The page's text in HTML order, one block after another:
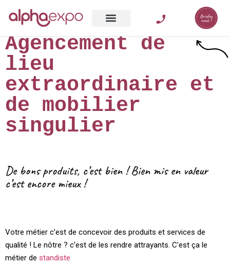
Agencement de
lieu
extraordinaire et
de mobilier
singulier
De bons produits, c’est bien ! Bien mis en valeur
c’est encore mieux !
Votre métier c’est de concevoir des produits et services de
qualité ! Le nôtre ? c’est de les rendre attrayants. C’est ça le
métier de standiste